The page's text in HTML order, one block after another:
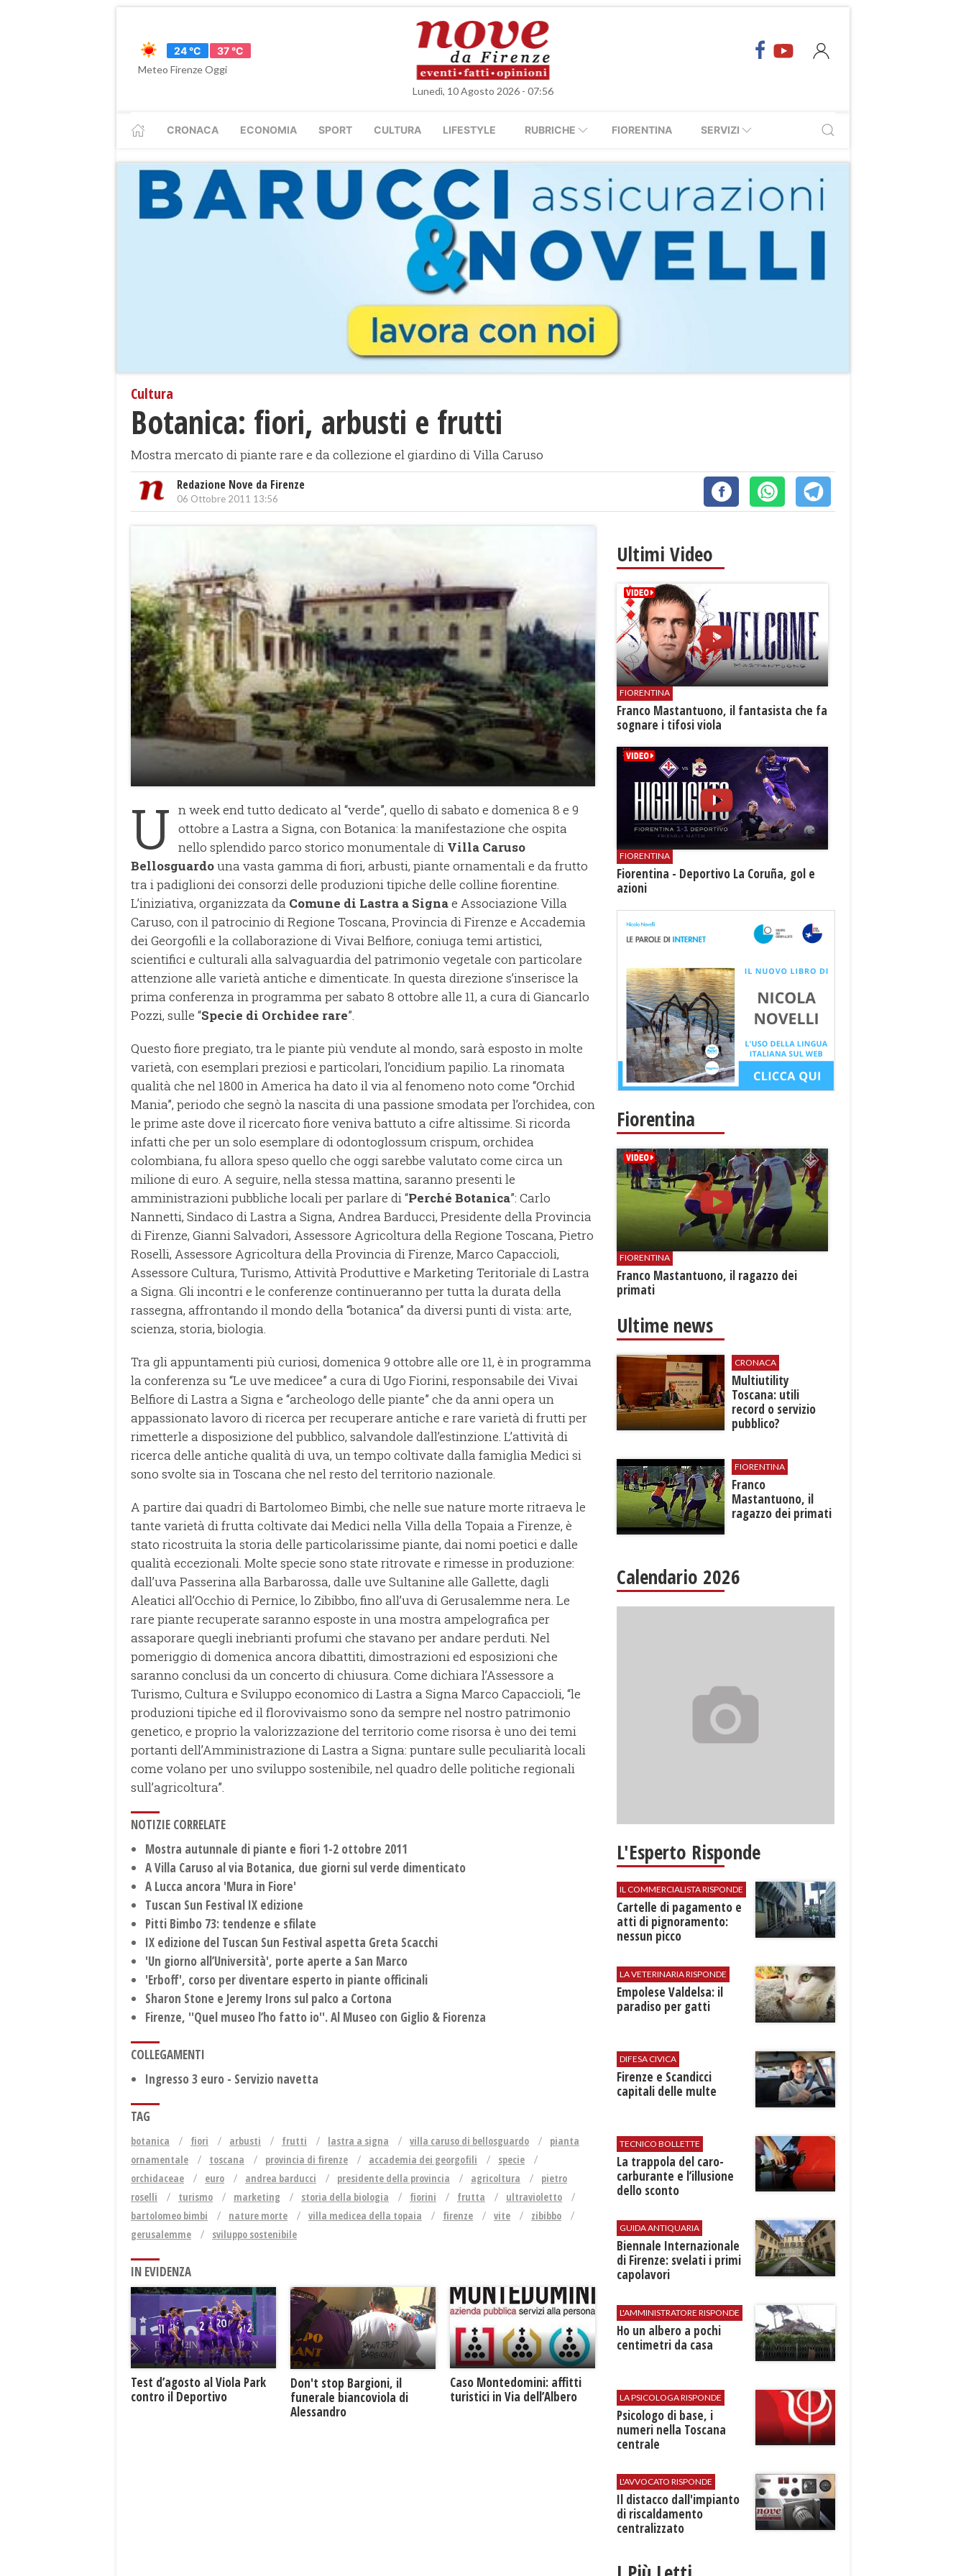
24 °C
37 °C
Meteo Firenze Oggi
Lunedì, 10 Agosto 2026 - 07:56
CRONACA ECONOMIA SPORT CULTURA LIFESTYLE RUBRICHE FIORENTINA SERVIZI
Cultura
Botanica: fiori, arbusti e frutti
Mostra mercato di piante rare e da collezione el giardino di Villa Caruso
Redazione Nove da Firenze
06 Ottobre 2011 13:56
U n week end tutto dedicato al “verde”, quello di sabato e domenica 8 e 9
ottobre a Lastra a Signa, con Botanica: la manifestazione che ospita
nello splendido parco storico monumentale di Villa Caruso
Bellosguardouna vasta gamma di fiori, arbusti, piante ornamentali e da frutto
tra i padiglioni dei consorzi delle produzioni tipiche delle colline fiorentine.
L’iniziativa, organizzata da Comune di Lastra a Signae Associazione Villa
Caruso, con il patrocinio di Regione Toscana, Provincia di Firenze e Accademia
dei Georgofili e la collaborazione di Vivai Belfiore, coniuga temi artistici,
scientifici e culturali alla salvaguardia del patrimonio vegetale con particolare
attenzione alle varietà antiche e dimenticate. In questa direzione s’inserisce la
prima conferenza in programma per sabato 8 ottobre alle 11, a cura di Giancarlo
Pozzi, sulle “Specie di Orchidee rare”.
Questo fiore pregiato, tra le piante più vendute al mondo, sarà esposto in molte
varietà, con esemplari preziosi e particolari, l’oncidium papilio. La rinomata
qualità che nel 1800 in America ha dato il via al fenomeno noto come “Orchid
Mania”, periodo che segnò la nascita di una passione smodata per l’orchidea, con
le prime aste dove il ricercato fiore veniva battuto a cifre altissime. Si ricorda
infatti che per un solo esemplare di odontoglossum crispum, orchidea
colombiana, fu allora speso quello che oggi sarebbe valutato come circa un
milione di euro. A seguire, nella stessa mattina, saranno presenti le
amministrazioni pubbliche locali per parlare di “Perché Botanica”: Carlo
Nannetti, Sindaco di Lastra a Signa, Andrea Barducci, Presidente della Provincia
di Firenze, Gianni Salvadori, Assessore Agricoltura della Regione Toscana, Pietro
Roselli, Assessore Agricoltura della Provincia di Firenze, Marco Capaccioli,
Assessore Cultura, Turismo, Attività Produttive e Marketing Teritoriale di Lastra
a Signa. Gli incontri e le conferenze continueranno per tutta la durata della
rassegna, affrontando il mondo della “botanica” da diversi punti di vista: arte,
scienza, storia, biologia.
Tra gli appuntamenti più curiosi, domenica 9 ottobre alle ore 11, è in programma
la conferenza su “Le uve medicee” a cura di Ugo Fiorini, responsabile dei Vivai
Belfiore di Lastra a Signa e “archeologo delle piante” che da anni opera un
appassionato lavoro di ricerca per recuperare antiche e rare varietà di frutti per
rimetterle a disposizione del pubblico, salvandole dall’estinzione. L’attività di
ricerca delle antiche qualità di uva, un tempo coltivate dalla famiglia Medici si
sono svolte sia in Toscana che nel resto del territorio nazionale.
A partire dai quadri di Bartolomeo Bimbi, che nelle sue nature morte ritraeva le
tante varietà di frutta coltivate dai Medici nella Villa della Topaia a Firenze, è
stato ricostruita la storia delle particolarissime piante, dai nomi poetici e dalle
qualità eccezionali. Molte specie sono state ritrovate e rimesse in produzione:
dall’uva Passerina alla Barbarossa, dalle uve Sultanine alle Gallette, dagli
Aleatici all’Occhio di Pernice, lo Zibibbo, fino all’uva di Gerusalemme nera. Le
rare piante recuperate saranno esposte in una mostra ampelografica per
assaporare quegli inebrianti profumi che stavano per andare perduti. Nel
pomeriggio di domenica ancora dibattiti, dimostrazioni ed esposizioni che
saranno conclusi da un concerto di chiusura. Come dichiara l’Assessore a
Turismo, Cultura e Sviluppo economico di Lastra a Signa Marco Capaccioli, “le
produzioni tipiche ed il florovivaismo sono da sempre nel nostro patrimonio
genetico, e proprio la valorizzazione del territorio come risorsa è uno dei temi
portanti dell’Amministrazione di Lastra a Signa: puntare sulle peculiarità locali
come volano per uno sviluppo sostenibile, nel quadro delle politiche regionali
sull’agricoltura”.
NOTIZIE CORRELATE
Mostra autunnale di piante e fiori 1-2 ottobre 2011
A Villa Caruso al via Botanica, due giorni sul verde dimenticato
A Lucca ancora 'Mura in Fiore'
Tuscan Sun Festival IX edizione
Pitti Bimbo 73: tendenze e sfilate
IX edizione del Tuscan Sun Festival aspetta Greta Scacchi
'Un giorno all’Università', porte aperte a San Marco
'Erboff', corso per diventare esperto in piante officinali
Sharon Stone e Jeremy Irons sul palco a Cortona
Firenze, ''Quel museo l’ho fatto io''. Al Museo con Giglio & Fiorenza
COLLEGAMENTI
Ingresso 3 euro - Servizio navetta
TAG
botanica fiori arbusti frutti lastra a signa villa caruso di bellosguardo
pianta
ornamentale
toscana provincia di firenze accademia dei georgofili
specie
orchidaceae
euro andrea barducci presidente della provincia agricoltura
pietro
roselli
turismo marketing storia della biologia fiorini frutta
ultravioletto
bartolomeo bimbi
nature morte villa medicea della topaia firenze vite
zibibbo
gerusalemme
sviluppo sostenibile
IN EVIDENZA
Test d’agosto al Viola Park
contro il Deportivo
Don't stop Bargioni, il
funerale biancoviola di
Alessandro
Caso Montedomini: affitti
turistici in Via dell’Albero
Ultimi Video
FIORENTINA
Franco Mastantuono, il fantasista che fa
sognare i tifosi viola
FIORENTINA
Fiorentina - Deportivo La Coruña, gol e
azioni
Fiorentina
FIORENTINA
Franco Mastantuono, il ragazzo dei
primati
Ultime news
CRONACA
Multiutility
Toscana: ​utili
record o servizio
pubblico?
FIORENTINA
Franco
Mastantuono, il
ragazzo dei primati
Calendario 2026
L'Esperto Risponde
IL COMMERCIALISTA RISPONDE
Cartelle di pagamento e
atti di pignoramento:
nessun picco
LA VETERINARIA RISPONDE
Empolese Valdelsa: il
paradiso per gatti
DIFESA CIVICA
Firenze e Scandicci
capitali delle multe
TECNICO BOLLETTE
​La trappola del caro-
carburante e l’illusione
dello sconto
GUIDA ANTIQUARIA
Biennale Internazionale
di Firenze: svelati i primi
capolavori
L'AMMINISTRATORE RISPONDE
Ho un albero a pochi
centimetri da casa
LA PSICOLOGA RISPONDE
Psicologo di base, i
numeri nella Toscana
centrale
L'AVVOCATO RISPONDE
Il distacco dall'impianto
di riscaldamento
centralizzato